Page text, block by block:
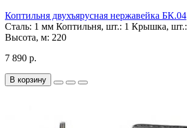
Коптильня двухъярусная нержавейка БК.04
Сталь: 1 мм Коптильня, шт.: 1 Крышка, шт.:
Высота, м: 220
7 890 р.
В корзину